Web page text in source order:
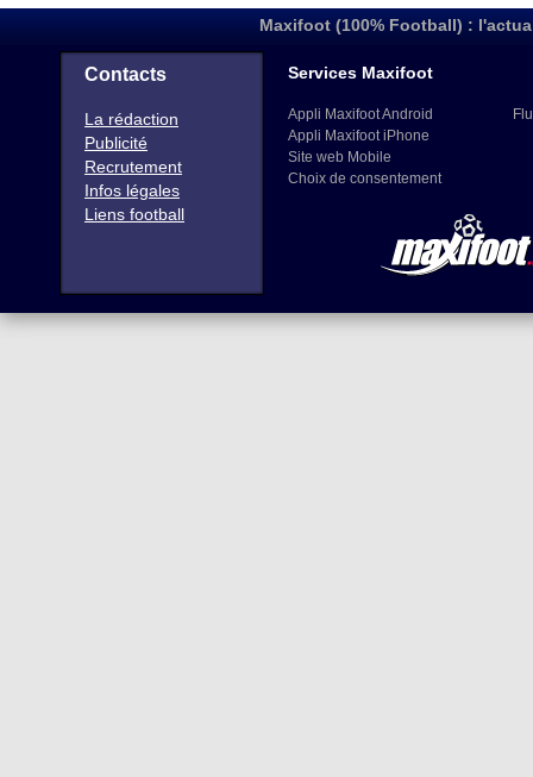
Maxifoot (100% Football) :
Contacts
La rédaction
Publicité
Recrutement
Infos légales
Liens football
Services Maxifoot
Appli Maxifoot Android
Appli Maxifoot iPhone
Site web Mobile
Choix de consentement